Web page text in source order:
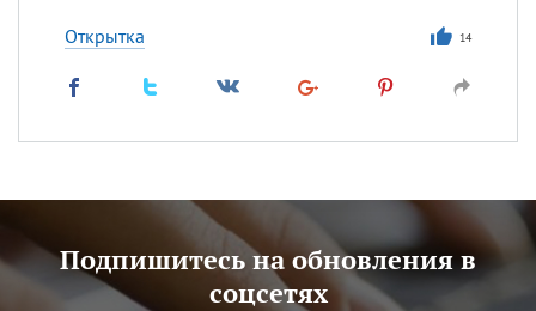
Открытка 14
Подпишитесь на обновления в
соцсетях